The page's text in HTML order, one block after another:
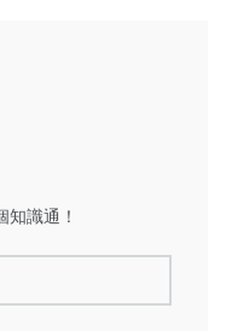
識通！